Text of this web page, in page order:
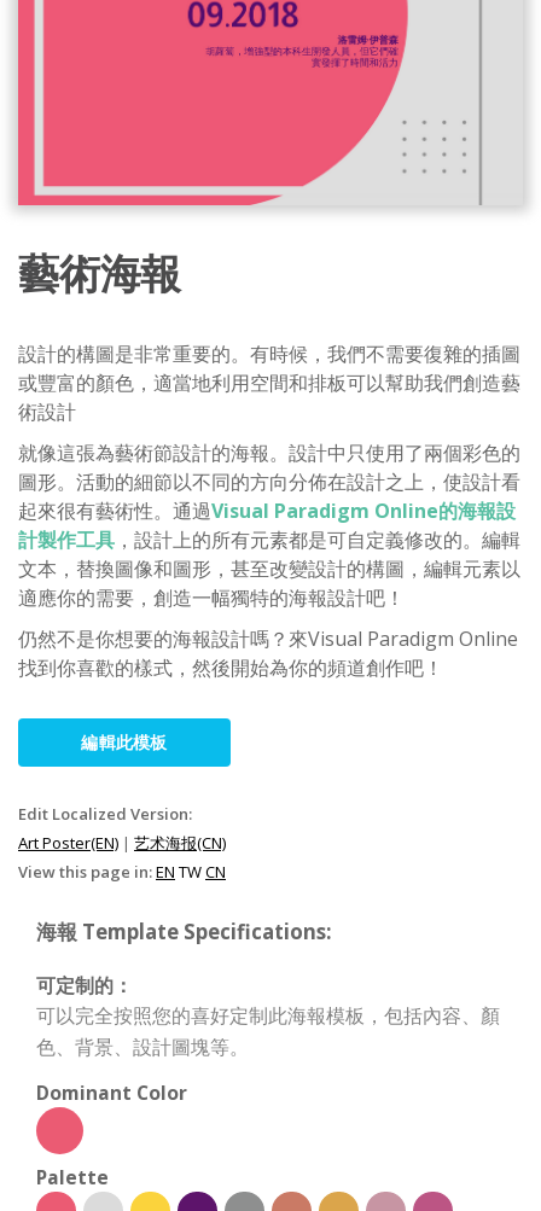
藝術海報
設計的構圖是非常重要的。有時候，我們不需要復雜的插圖
或豐富的顏色，適當地利用空間和排板可以幫助我們創造藝
術設計
就像這張為藝術節設計的海報。設計中只使用了兩個彩色的
圖形。活動的細節以不同的方向分佈在設計之上，使設計看
起來很有藝術性。通過Visual Paradigm Online的海報設
計製作工具 ，設計上的所有元素都是可自定義修改的。編輯
文本，替換圖像和圖形，甚至改變設計的構圖，編輯元素以
適應你的需要，創造一幅獨特的海報設計吧！
仍然不是你想要的海報設計嗎？來Visual Paradigm Online
找到你喜歡的樣式，然後開始為你的頻道創作吧！
編輯此模板
Edit Localized Version:
Art Poster(EN) | 艺术海报(CN)
View this page in:EN TWCN
海報 Template Specifications:
可定制的：
可以完全按照您的喜好定制此海報模板，包括內容、顏
色、背景、設計圖塊等。
Dominant Color
Palette